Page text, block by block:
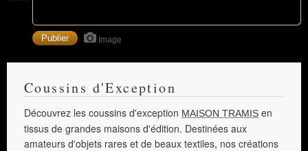
Image
Coussins d'Exception
Découvrez les coussins d'exception MAISON TRAMIS en
tissus de grandes maisons d'édition. Destinées aux
amateurs d'objets rares et de beaux textiles, nos créations